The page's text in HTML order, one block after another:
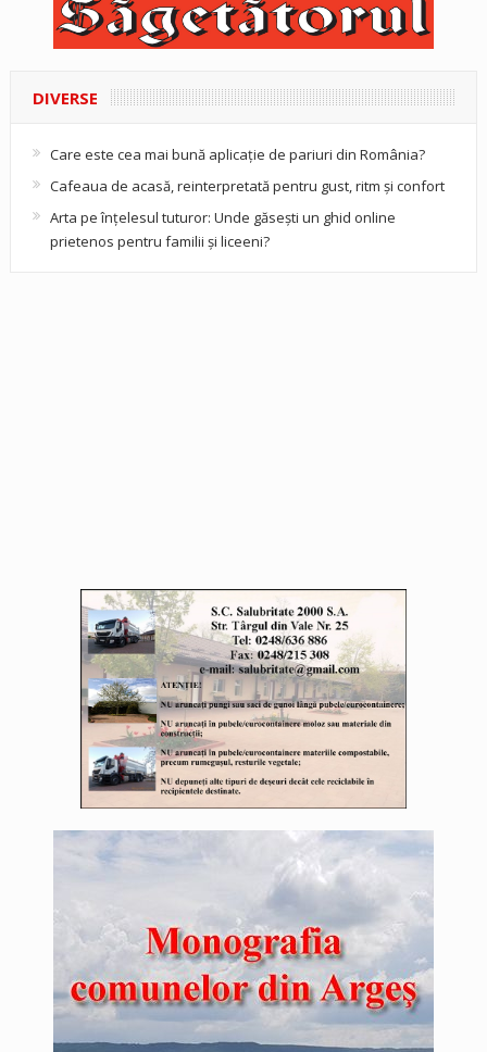
DIVERSE
Care este cea mai bună aplicație de pariuri din România?
Cafeaua de acasă, reinterpretată pentru gust, ritm și confort
Arta pe înțelesul tuturor: Unde găsești un ghid online
prietenos pentru familii și liceeni?